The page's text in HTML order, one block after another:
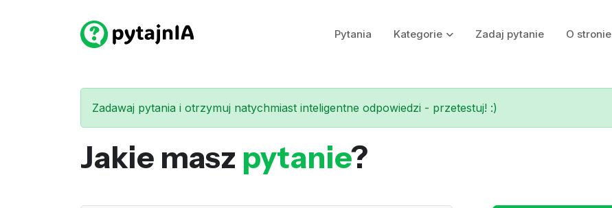
Pytania Kategorie Zadaj pytanie O stronie
Zadawaj pytania i otrzymuj natychmiast inteligentne odpowiedzi - przetestuj! :)
Jakie masz pytanie?